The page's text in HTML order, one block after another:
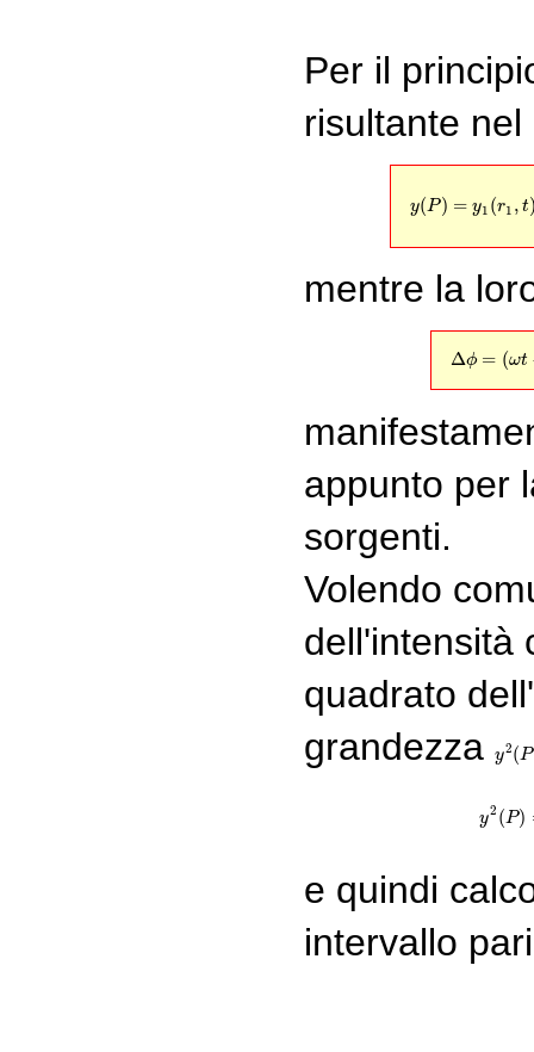
Per il
risultante
y(P) = y1 (r1 , t
mentre la
Δϕ = (ωt
appunto per
sorgenti.
Volendo
dell'intensità
quadrato
grandezza
y2(P
y2(P)
y2 (P)
e quindi
intervallo